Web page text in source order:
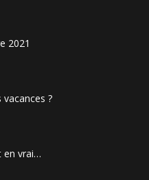
2021
?
en vrai…